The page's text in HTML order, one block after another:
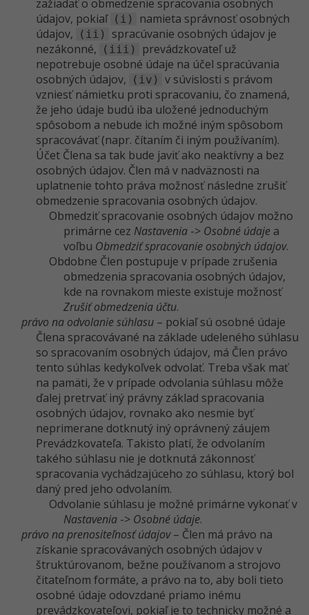
zažiadať o obmedzenie spracovania osobných
údajov, pokiaľ (i)
namieta správnosť osobných
údajov,
(ii)
spracúvanie osobných údajov je
nezákonné,
(iii)
prevádzkovateľ už
nepotrebuje osobné údaje na účel spracúvania
osobných údajov,
(iv)
v súvislosti s právom
vzniesť námietku proti spracovaniu, čo znamená,
že jeho údaje budú iba uložené jednoduchým
spôsobom a nebude ich možné iným spôsobom
spracovávať (napr. čítaním či iným používaním).
Účet Člena sa tak bude javiť ako neaktívny a bez
osobných údajov. Člen má v nadväznosti na
uplatnenie tohto práva možnosť následne zrušiť
obmedzenie spracovania osobných údajov.
Obmedziť spracovanie osobných údajov možno
primárne cez Nastavenia -> Osobné údaje a
voľbu Obmedziť spracovanie osobných údajov.
Obdobne Člen postupuje v prípade zrušenia
obmedzenia spracovania osobných údajov,
kde na rovnakom mieste existuje možnosť
Zrušiť obmedzenia účtu.
právo na odvolanie súhlasu – pokiaľ sú osobné údaje
Člena spracovávané na základe udeleného súhlasu
so spracovaním osobných údajov, má Člen právo
tento súhlas kedykoľvek odvolať. Treba však mať
na pamäti, že v prípade odvolania súhlasu môže
ďalej pretrvať iný právny základ spracovania
osobných údajov, rovnako ako nesmie byť
neprimerane dotknutý iný oprávnený záujem
Prevádzkovateľa. Takisto platí, že odvolaním
takého súhlasu nie je dotknutá zákonnosť
spracovania vychádzajúceho zo súhlasu, ktorý bol
daný pred jeho odvolaním.
Odvolanie súhlasu je možné primárne vykonať v
Nastavenia -> Osobné údaje.
právo na prenositeľnosť údajov– Člen má právo na
získanie spracovávaných osobných údajov v
štruktúrovanom, bežne používanom a strojovo
čitateľnom formáte, a právo na to, aby boli tieto
osobné údaje odovzdané priamo inému
prevádzkovateľovi, pokiaľ je to technicky možné a